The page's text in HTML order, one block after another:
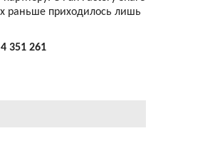
раньше приходилось лишь
351 261